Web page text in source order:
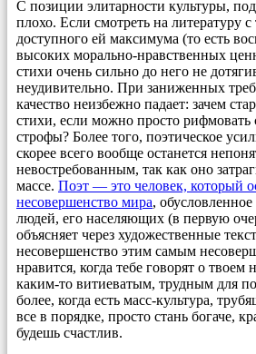
С позиции элитарности культуры,
плохо. Если смотреть на литературу с
доступного ей максимума (то есть
высоких морально-нравственных
стихи очень сильно до него не
неудивительно. При заниженных
качество неизбежно падает: зачем
стихи, если можно просто рифмовать
строфы? Более того, поэтическое
скорее всего вообще останется
невостребованным, так как оно
массе. Поэт — это человек, который
несовершенство мира,
людей, его населяющих (в первую
объясняет через художественные
несовершенство этим самым
нравится, когда тебе говорят о твоем
каким-то витиеватым, трудным для
более, когда есть масс-культура,
все в порядке, просто стань богаче,
будешь счастлив.